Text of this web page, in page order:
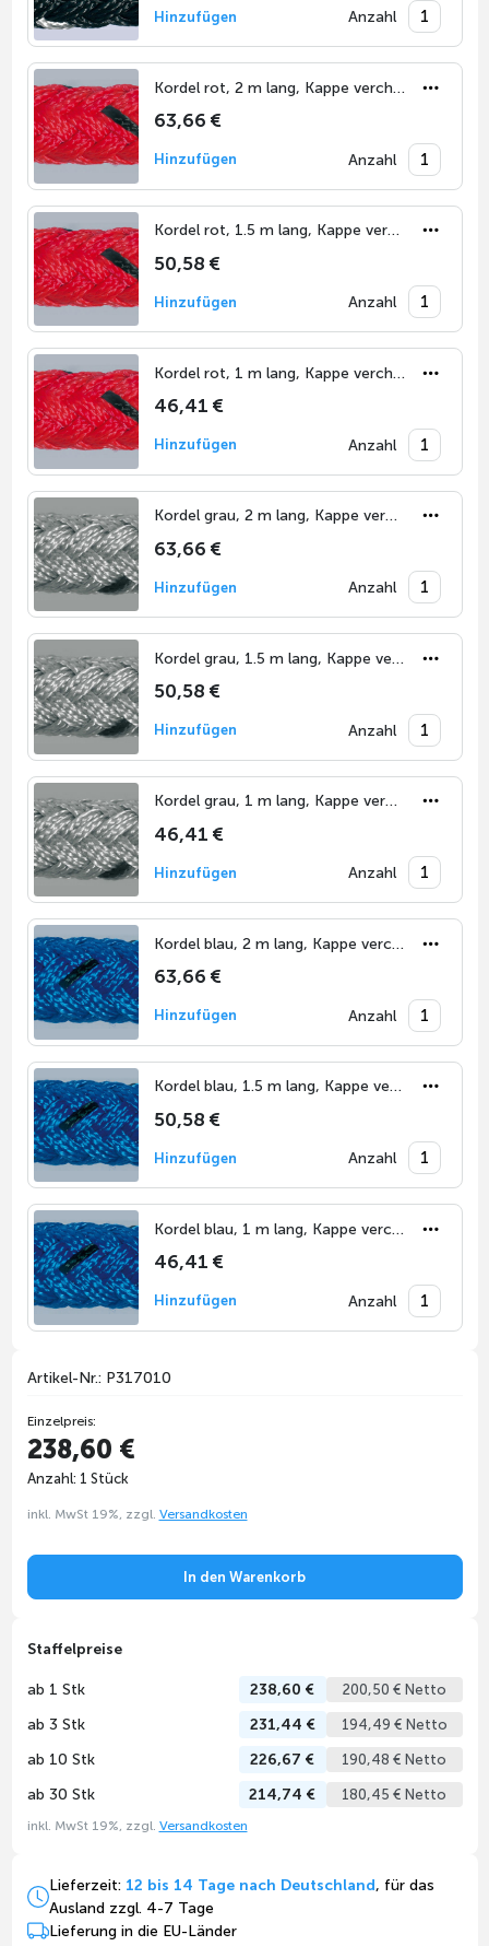
Hinzufügen Anzahl
Kordel rot, 2 m lang, Kappe verchromt
63,66 €
Hinzufügen Anzahl
Kordel rot, 1.5 m lang, Kappe verchromt
50,58 €
Hinzufügen Anzahl
Kordel rot, 1 m lang, Kappe verchromt
46,41 €
Hinzufügen Anzahl
Kordel grau, 2 m lang, Kappe verchromt
63,66 €
Hinzufügen Anzahl
Kordel grau, 1.5 m lang, Kappe verchromt
50,58 €
Hinzufügen Anzahl
Kordel grau, 1 m lang, Kappe verchromt
46,41 €
Hinzufügen Anzahl
Kordel blau, 2 m lang, Kappe verchromt
63,66 €
Hinzufügen Anzahl
Kordel blau, 1.5 m lang, Kappe verchromt
50,58 €
Hinzufügen Anzahl
Kordel blau, 1 m lang, Kappe verchromt
46,41 €
Hinzufügen Anzahl
Artikel-Nr.: P317010
Einzelpreis:
238,60 €
Anzahl: 1 Stück
inkl. MwSt 19%, zzgl. Versandkosten
In den Warenkorb
Staffelpreise
ab 1 Stk 238,60 € 200,50 € Netto
ab 3 Stk 231,44 € 194,49 € Netto
ab 10 Stk 226,67 € 190,48 € Netto
ab 30 Stk 214,74 € 180,45 € Netto
inkl. MwSt 19%, zzgl. Versandkosten
Lieferzeit: 12 bis 14 Tage nach Deutschland, für das
Ausland zzgl. 4-7 Tage
Lieferung in die EU-Länder